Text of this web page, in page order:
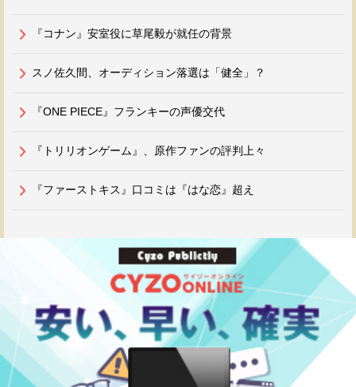
『コナン』安室役に草尾毅が就任の背景
スノ佐久間、オーディション落選は「健全」？
『ONE PIECE』フランキーの声優交代
『トリリオンゲーム』、原作ファンの評判上々
『ファーストキス』口コミは『はな恋』超え